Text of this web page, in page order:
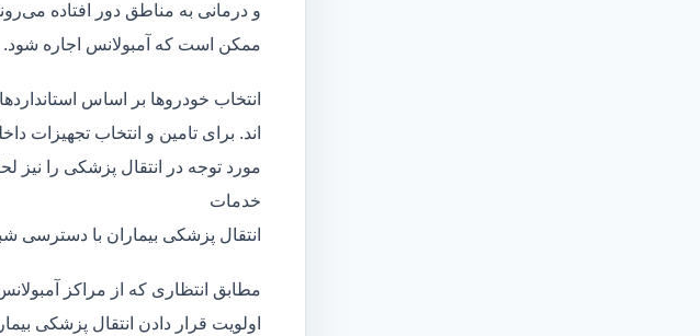
و درمانی به مناطق دور افتاده
ممکن است که آمبولانس اجاره شود.
انتخاب خودروها بر اساس
اند. برای تامین و انتخاب تجهیزات
مورد توجه در انتقال پزشکی را
خدمات
انتقال پزشکی بیماران با دسترسی
مطابق انتظاری که از مراکز
اولویت قرار دادن انتقال پزشکی